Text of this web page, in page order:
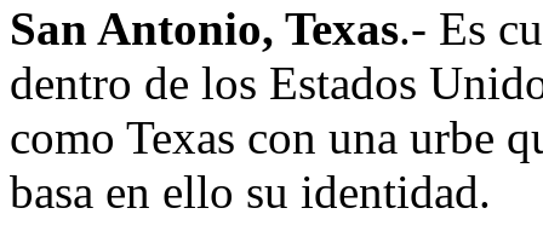
San Antonio, Texas.- Es
dentro de los Estados
como Texas con una urbe
basa en ello su identidad.